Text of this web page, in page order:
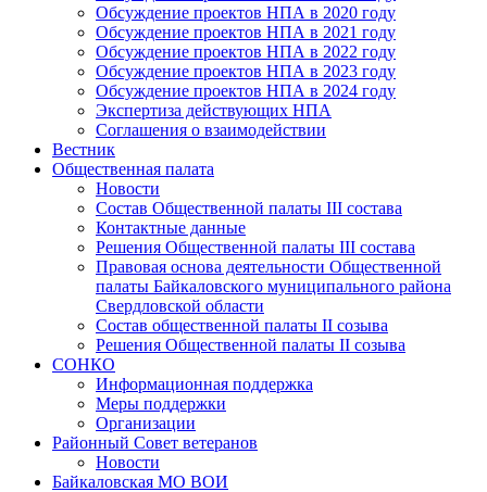
Обсуждение проектов НПА в 2020 году
Обсуждение проектов НПА в 2021 году
Обсуждение проектов НПА в 2022 году
Обсуждение проектов НПА в 2023 году
Обсуждение проектов НПА в 2024 году
Экспертиза действующих НПА
Соглашения о взаимодействии
Вестник
Общественная палата
Новости
Состав Общественной палаты III состава
Контактные данные
Решения Общественной палаты III состава
Правовая основа деятельности Общественной
палаты Байкаловского муниципального района
Свердловской области
Состав общественной палаты II созыва
Решения Общественной палаты II созыва
СОНКО
Информационная поддержка
Меры поддержки
Организации
Районный Совет ветеранов
Новости
Байкаловская МО ВОИ